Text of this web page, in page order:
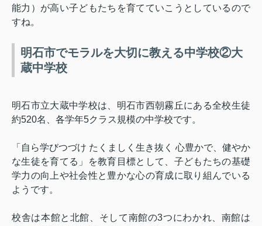
能力）が高い子どもたちを育てていこうとしているので
すね。
明石市でモラルを大切に教える中学校②大
蔵中学校
明石市立大蔵中学校は、明石市西朝霧丘にある全校生徒
約520名、各学年5クラス規模の中学校です。
「自ら学びつづけ たくましく生き抜く 心豊かで、健やか
な生徒を育てる」を教育目標として、子どもたちの基礎
学力の向上や社会性と豊かな心の育成に取り組んでいる
ようです。
校舎は本館と北館、そして南館の3つにわかれ、南館は